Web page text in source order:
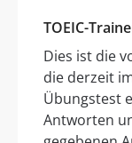
TOEIC-
Dies ist die
die derzeit
Übungstest
Antworten